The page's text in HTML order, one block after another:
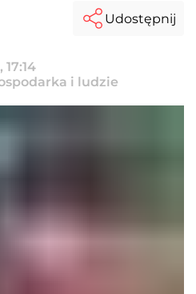
i ludzie
Udostępnij